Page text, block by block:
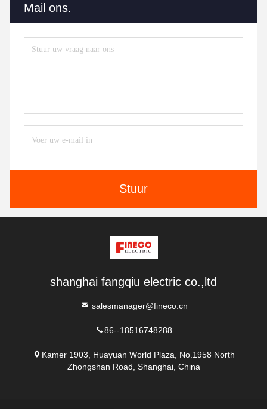
Mail ons.
Stuur
shanghai fangqiu electric co.,ltd
salesmanager@fineco.cn
86--18516748288
Kamer 1903, Huayuan World Plaza, No.1958 North
Zhongshan Road, Shanghai, China